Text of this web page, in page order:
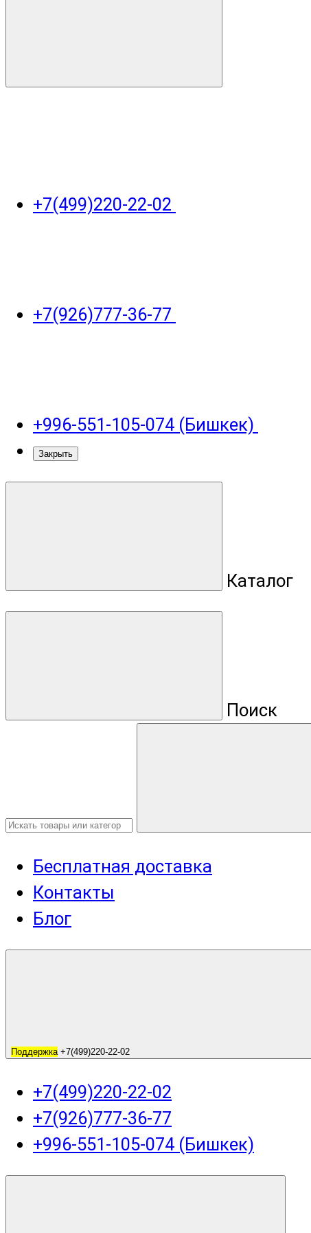
+7(499)220-22-02
+7(926)777-36-77
+996-551-105-074 (Бишкек)
Закрыть
Каталог
Поиск
Бесплатная доставка
Контакты
Блог
Поддержка +7(499)220-22-02
+7(499)220-22-02
+7(926)777-36-77
+996-551-105-074 (Бишкек)